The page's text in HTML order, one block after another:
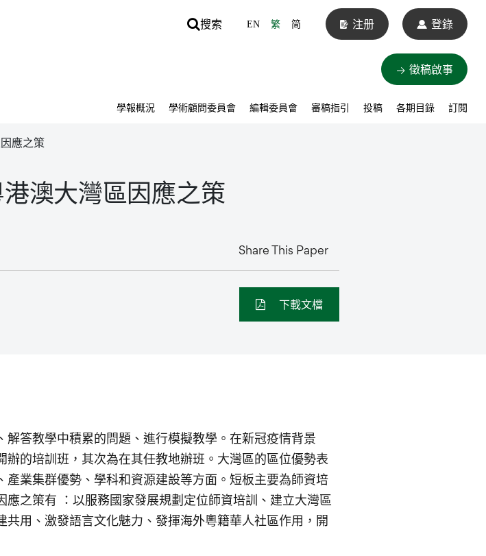
搜索 EN 繁 简 注册 登錄
徵稿啟事
學報概況 學術顧問委員會 編輯委員會 審稿指引 投稿 各期目錄 訂閱
應之策
澳大灣區因應之策
Share This Paper
下載文檔
答教學中積累的問題、進行模擬教學。在新冠疫情背景
的培訓班，其次為在其任教地辦班。大灣區的區位優勢表
業集群優勢、學科和資源建設等方面。短板主要為師資培
之策有 ：以服務國家發展規劃定位師資培訓、建立大灣區
用、激發語言文化魅力、發揮海外粵籍華人社區作用，開